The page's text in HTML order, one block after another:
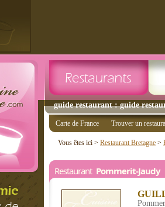
guide restaurant : guide
Carte de France Trouver un
Vous êtes ici > Restaurant Bretagne >
Restaurant Pommerit-Jaudy